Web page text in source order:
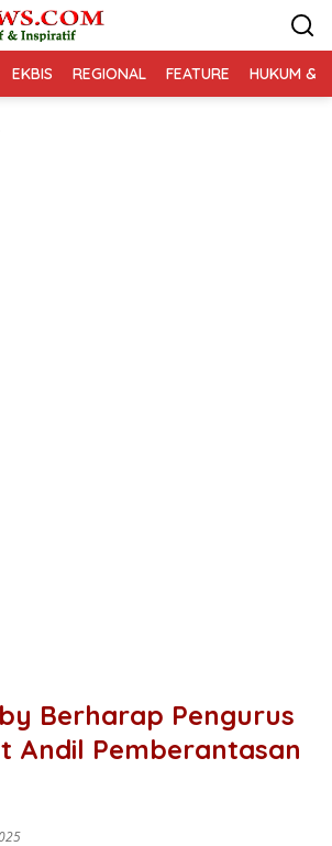
EKBIS REGIONAL FEATURE HUKUM &
Berharap Pengurus
Andil Pemberantasan